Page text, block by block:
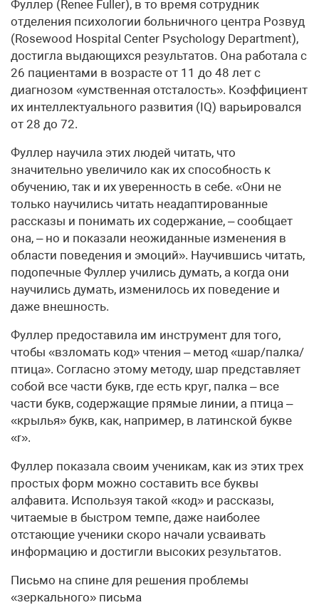
Фуллер (Renee Fuller), в то время сотрудник
отделения психологии больничного центра Розвуд
(Rosewood Hospital Center Psychology Department),
достигла выдающихся результатов. Она работала с
26 пациентами в возрасте от 11 до 48 лет с
диагнозом «умственная отсталость». Коэффициент
их интеллектуального развития (IQ) варьировался
от 28 до 72.
Фуллер научила этих людей читать, что
значительно увеличило как их способность к
обучению, так и их уверенность в себе. «Они не
только научились читать неадаптированные
рассказы и понимать их содержание, – сообщает
она, – но и показали неожиданные изменения в
области поведения и эмоций». Научившись читать,
подопечные Фуллер учились думать, а когда они
научились думать, изменилось их поведение и
даже внешность.
Фуллер предоставила им инструмент для того,
чтобы «взломать код» чтения – метод «шар/палка/
птица». Согласно этому методу, шар представляет
собой все части букв, где есть круг, палка – все
части букв, содержащие прямые линии, а птица –
«крылья» букв, как, например, в латинской букве
«r».
Фуллер показала своим ученикам, как из этих трех
простых форм можно составить все буквы
алфавита. Используя такой «код» и рассказы,
читаемые в быстром темпе, даже наиболее
отстающие ученики скоро начали усваивать
информацию и достигли высоких результатов.
Письмо на спине для решения проблемы
«зеркального» письма